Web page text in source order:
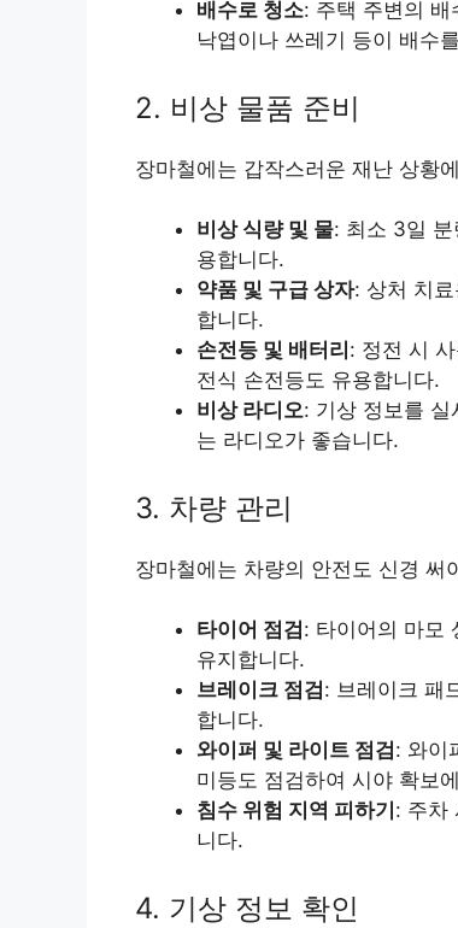
배수로 청소: 주택 주변의
낙엽이나 쓰레기 등이 배수
2. 비상 물품 준비
장마철에는 갑작스러운 재난 상황
비상 식량 및 물: 최소 3일
용합니다.
약품 및 구급 상자: 상처 치
합니다.
손전등 및 배터리 : 정전 시
전식 손전등도 유용합니다.
비상 라디오: 기상 정보를
는 라디오가 좋습니다.
3. 차량 관리
장마철에는 차량의 안전도 신경 써
타이어 점검 : 타이어의 마모
유지합니다.
브레이크 점검 : 브레이크 패
합니다.
와이퍼 및 라이트 점검 : 와이
미등도 점검하여 시야 확보
침수 위험 지역 피하기 : 주차
니다.
4. 기상 정보 확인